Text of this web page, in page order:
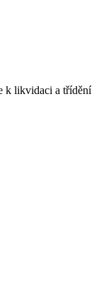
k likvidaci a třídění